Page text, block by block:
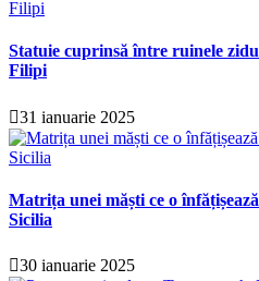
Statuie cuprinsă între ruinele
Filipi
31 ianuarie 2025
Matrița unei măști ce o
Sicilia
30 ianuarie 2025